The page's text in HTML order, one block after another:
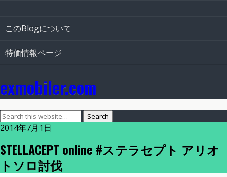
このBlogについて
特価情報ページ
exmobiler.com
2014年7月1日
STELLACEPT online #ステラセプト アリオ
トソロ討伐